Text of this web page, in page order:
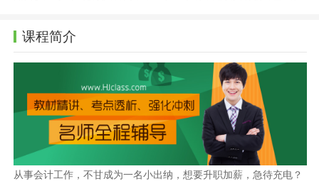
课程简介
从事会计工作，不甘成为一名小出纳，想要升职加薪，急待充电？